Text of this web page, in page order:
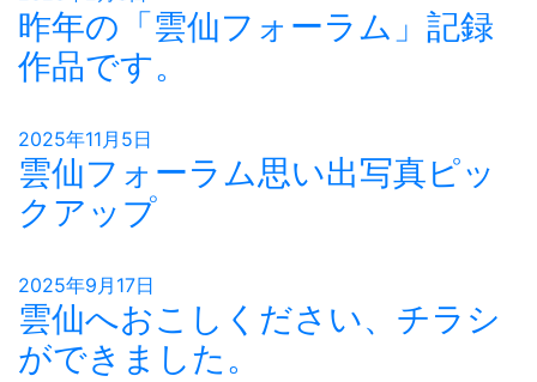
昨年の「雲仙フォーラム」記録
作品です。
2025年11月5日
雲仙フォーラム思い出写真ピッ
クアップ
2025年9月17日
雲仙へおこしください、チラシ
ができました。